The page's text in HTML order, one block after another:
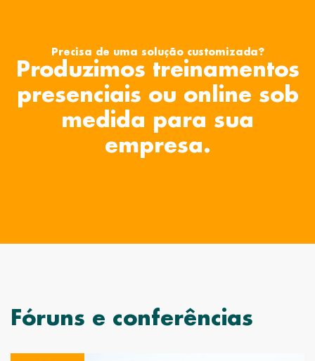
Precisa de uma solução customizada?
Produzimos treinamentos
presenciais ou online sob
medida para sua
empresa.
Fóruns e conferências